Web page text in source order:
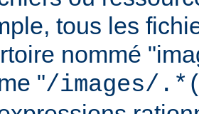
tous les
nommé
"/images/